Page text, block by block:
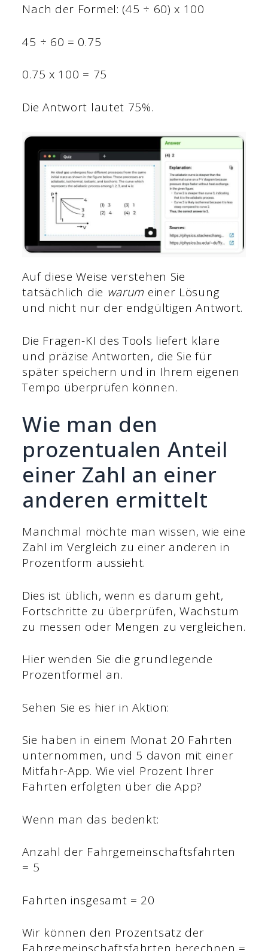
Nach der Formel: (45 ÷ 60) x 100
45 ÷ 60 = 0.75
0.75 x 100 = 75
Die Antwort lautet 75%.
Auf diese Weise verstehen Sie
tatsächlich die warum einer Lösung
und nicht nur der endgültigen Antwort.
Die Fragen-KI des Tools liefert klare
und präzise Antworten, die Sie für
später speichern und in Ihrem eigenen
Tempo überprüfen können.
Wie man den
prozentualen Anteil
einer Zahl an einer
anderen ermittelt
Manchmal möchte man wissen, wie eine
Zahl im Vergleich zu einer anderen in
Prozentform aussieht.
Dies ist üblich, wenn es darum geht,
Fortschritte zu überprüfen, Wachstum
zu messen oder Mengen zu vergleichen.
Hier wenden Sie die grundlegende
Prozentformel an.
Sehen Sie es hier in Aktion:
Sie haben in einem Monat 20 Fahrten
unternommen, und 5 davon mit einer
Mitfahr-App. Wie viel Prozent Ihrer
Fahrten erfolgten über die App?
Wenn man das bedenkt:
Anzahl der Fahrgemeinschaftsfahrten
= 5
Fahrten insgesamt = 20
Wir können den Prozentsatz der